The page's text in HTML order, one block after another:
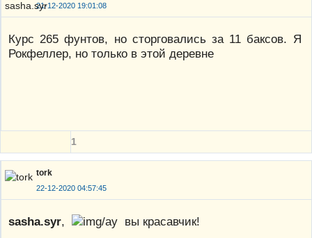
21-12-2020 19:01:08
Курс 265 фунтов, но сторговались за 11 баксов. Я
Рокфеллер, но только в этой деревне
1
tork
22-12-2020 04:57:45
sasha.syr, вы красавчик!